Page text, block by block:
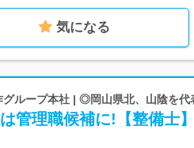
気になる
グループ本社 | ◎岡山県北、山陰を
管理職候補に!【整備士